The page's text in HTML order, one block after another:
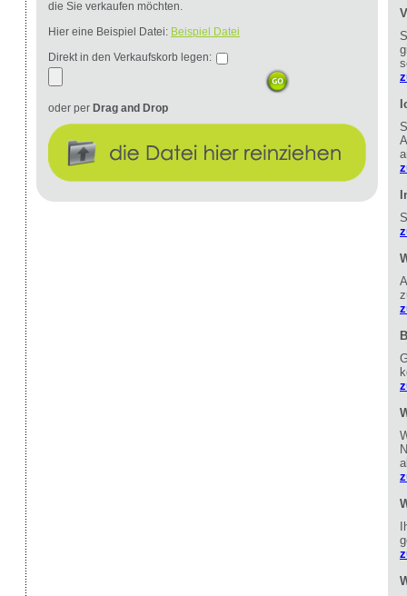
die Sie verkaufen möchten.
Hier eine Beispiel Datei: Beispiel Datei
Direkt in den Verkaufskorb legen:
oder per Drag and Drop